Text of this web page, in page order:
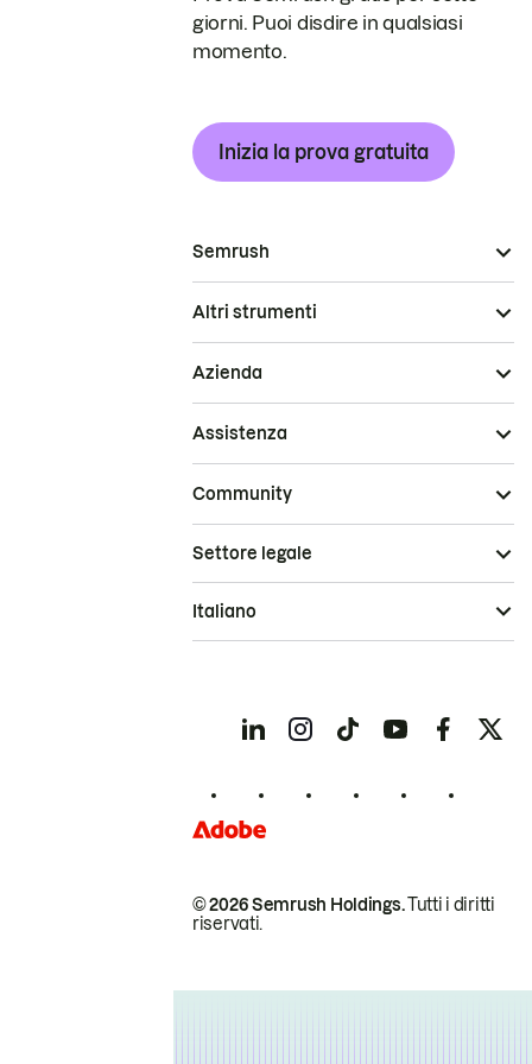
giorni. Puoi disdire in qualsiasi
momento.
Inizia la prova gratuita
Semrush
Altri strumenti
Azienda
Assistenza
Community
© 2026 Semrush Holdings.Tutti i diritti
riservati.
Settore legale
Italiano